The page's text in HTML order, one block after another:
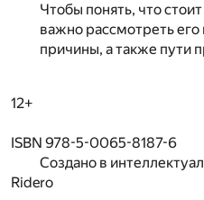
Чтобы понять, что
важно рассмотреть его
причины, а также пути
12+
ISBN 978-5-0065-8187-6
Создано в
Ridero